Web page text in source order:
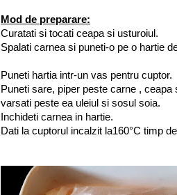
Mod de preparare:
Curatati si tocati ceapa si usturoiul.
Spalati carnea si puneti-o pe o hartie
Puneti hartia intr-un vas pentru cuptor.
Puneti sare, piper peste carne , ceapa
varsati peste ea uleiul si sosul soia.
Inchideti carnea in hartie.
Dati la cuptorul incalzit la160°C timp